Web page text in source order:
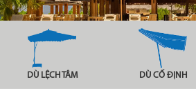
DÙ LỆCH TÂM DÙ CỐ ĐỊNH